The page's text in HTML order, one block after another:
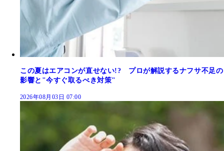
この夏はエアコンが直せない!? プロが解説するナフサ不足の
影響と"今すぐ取るべき対策"
2026年08月03日 07:00